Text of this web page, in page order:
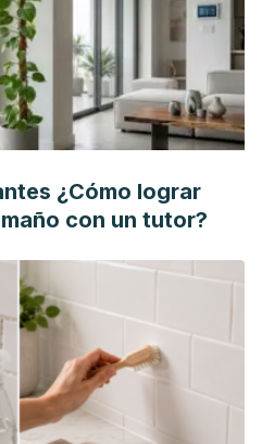
espanol/temas-de-salud/la-
en:
es-
trastornos-bucales-y-
es-es/diseases-
diagnosis-treatment/drc-
¿Cómo lograr
con un tutor?